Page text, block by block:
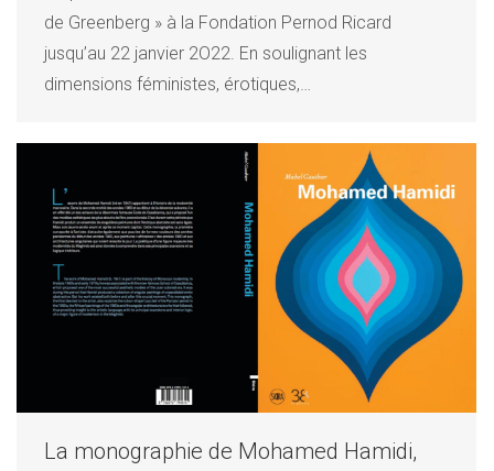
de Greenberg » à la Fondation Pernod Ricard
jusqu’au 22 janvier 2O22. En soulignant les
dimensions féministes, érotiques,…
La monographie de Mohamed Hamidi,